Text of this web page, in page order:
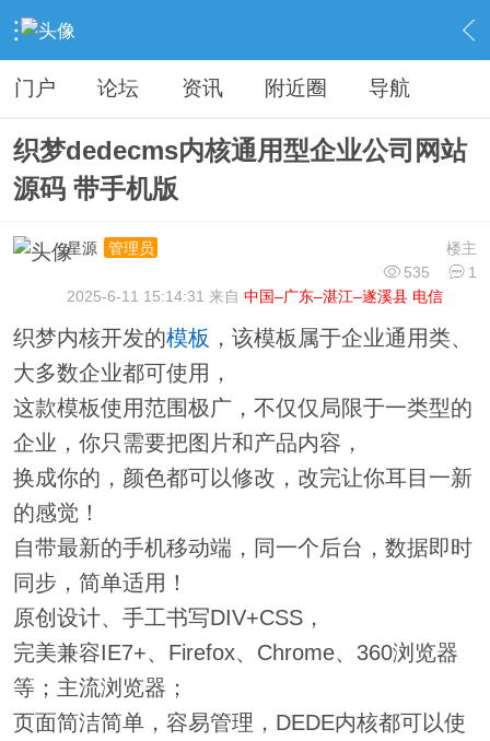
› 分类信息 › 源码模板 › 内容
门户 论坛 资讯 附近圈 导航
织梦dedecms内核通用型企业公司网站
源码 带手机版
楼主
星源
管理员
535
1
2025-6-11 15:14:31 来自 中国–广东–湛江–遂溪县 电信
织梦内核开发的模板 ，该模板属于企业通用类、
大多数企业都可使用，
这款模板使用范围极广，不仅仅局限于一类型的
企业，你只需要把图片和产品内容，
换成你的，颜色都可以修改，改完让你耳目一新
的感觉！
自带最新的手机移动端，同一个后台，数据即时
同步，简单适用！
原创设计、手工书写DIV+CSS，
完美兼容IE7+、Firefox、Chrome、360浏览器
等；主流浏览器；
页面简洁简单，容易管理，DEDE内核都可以使